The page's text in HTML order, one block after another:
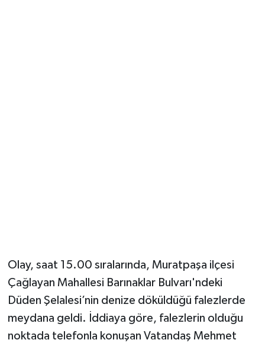
Olay, saat 15.00 sıralarında, Muratpaşa ilçesi
Çağlayan Mahallesi Barınaklar Bulvarı'ndeki
Düden Şelalesi’nin denize döküldüğü falezlerde
meydana geldi. İddiaya göre, falezlerin olduğu
noktada telefonla konuşan Vatandaş Mehmet